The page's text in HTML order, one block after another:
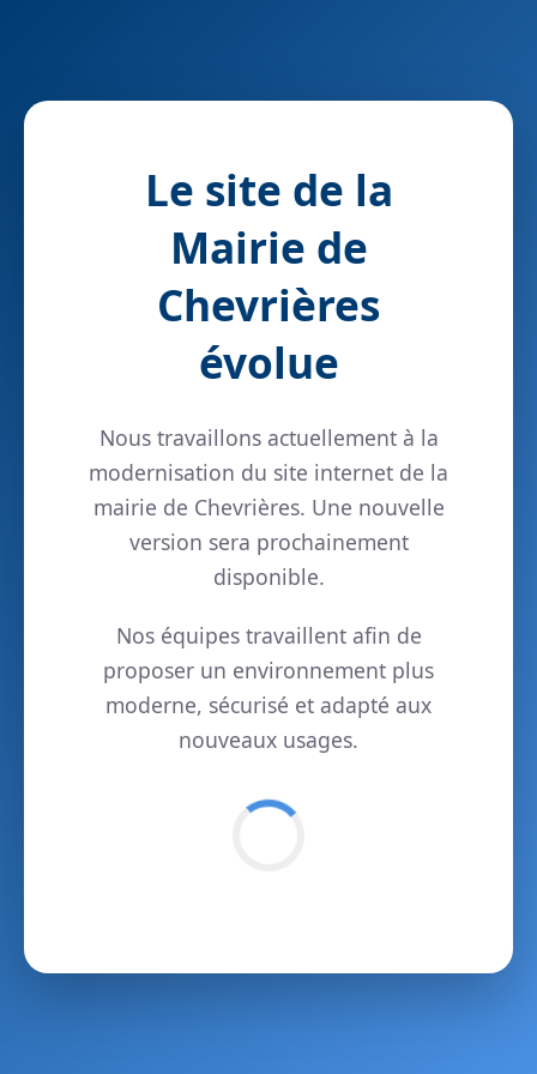
Le site de la
Mairie de
Chevrières
évolue
Nous travaillons actuellement à la
modernisation du site internet de la
mairie de Chevrières. Une nouvelle
version sera prochainement
disponible.
Nos équipes travaillent afin de
proposer un environnement plus
moderne, sécurisé et adapté aux
nouveaux usages.